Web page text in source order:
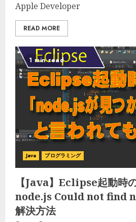
Apple Developer
READ MORE
1 min read
Java プログラミング
【Java】Eclipse起動時
node.js Could not find
解決方法